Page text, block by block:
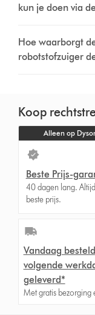
kun je doen via
Hoe waarborgt
robotstofzuiger
Koop
Alleen op
Beste Prijs-
40 dagen lang.
beste prijs.
Vandaag
volgende
geleverd*
Met gratis bezorging